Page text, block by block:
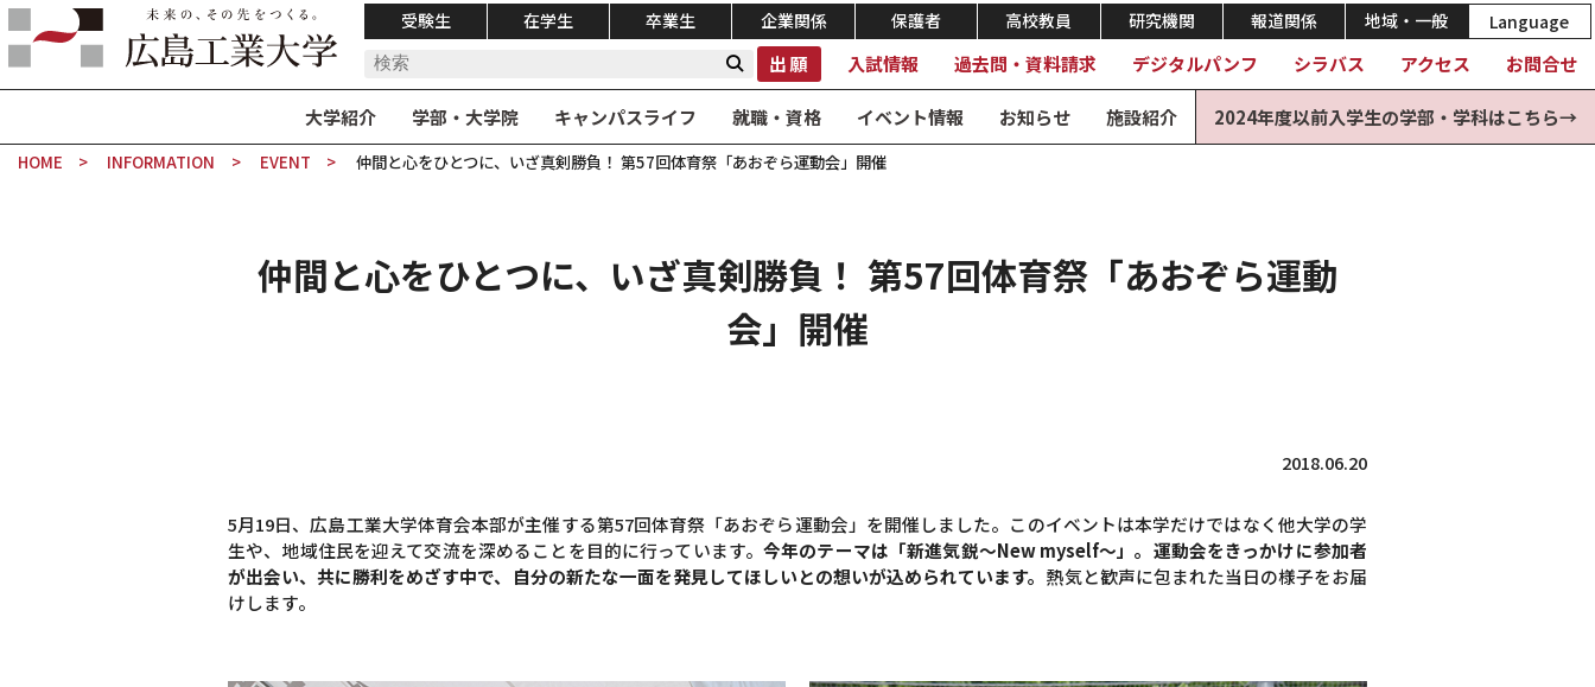
受験生 在学生 卒業生 企業関係 保護者 高校教員 研究機関 報道関係 地域・一般 Language
出願 入試情報 過去問・資料請求 デジタルパンフ シラバス アクセス お問合せ
大学紹介 学部・大学院 キャンパスライフ 就職・資格 イベント情報 お知らせ 施設紹介 2024年度以前入学生の学部・学科はこちら→
HOME INFORMATION EVENT 仲間と心をひとつに、いざ真剣勝負！ 第57回体育祭「あおぞら運動会」開催
仲間と心をひとつに、いざ真剣勝負！ 第57回体育祭「あおぞら運動
会」開催
2018.06.20
5月19日、広島工業大学体育会本部が主催する第57回体育祭「あおぞら運動会」を開催しました。このイベントは本学だけではなく他大学の学
生や、地域住民を迎えて交流を深めることを目的に行っています。今年のテーマは「新進気鋭〜New myself〜」。運動会をきっかけに参加者
が出会い、共に勝利をめざす中で、自分の新たな一面を発見してほしいとの想いが込められています。 熱気と歓声に包まれた当日の様子をお届
けします。